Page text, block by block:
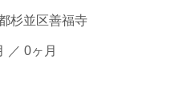
杉並区善福寺
／ 0ヶ月